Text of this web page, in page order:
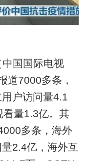
国国际电视
道7000多条，
户访问量4.1
量1.3亿。其
多条，海外
2.4亿，海外互